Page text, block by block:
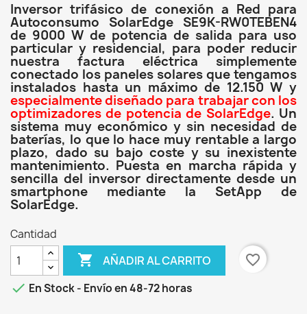
Inversor trifásico de conexión a Red para
Autoconsumo SolarEdge SE9K-RW0TEBEN4
de 9000 W de potencia de salida para uso
particular y residencial, para poder reducir
nuestra factura eléctrica simplemente
conectado los paneles solares que tengamos
instalados hasta un máximo de 12.150 W y
especialmente diseñado para trabajar con los
optimizadores de potencia de SolarEdge. Un
sistema muy económico y sin necesidad de
baterías, lo que lo hace muy rentable a largo
plazo, dado su bajo coste y su inexistente
mantenimiento. Puesta en marcha rápida y
sencilla del inversor directamente desde un
smartphone mediante la SetApp de
SolarEdge.
Cantidad
 AÑADIR AL CARRITO
favorite_border
 En Stock - Envío en 48-72 horas